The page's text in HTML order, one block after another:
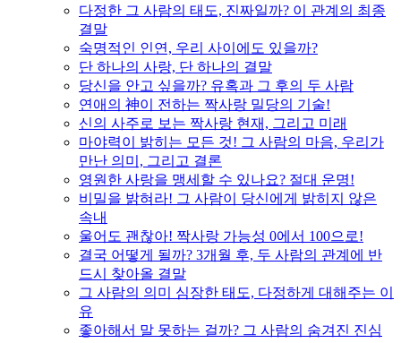
다정한 그 사람의 태도, 진짜일까? 이 관계의 최종
결말
숙명적인 인연, 우리 사이에도 있을까?
단 하나의 사랑, 단 하나의 결말
당신을 안고 싶을까? 유혹과 그 후의 두 사람
연애의 神이 전하는 짝사랑 밀당의 기술!
신의 사주로 보는 짝사랑 현재, 그리고 미래
마야력이 밝히는 모든 것! 그 사람의 마음, 우리가
만난 의미, 그리고 결론
영원한 사랑을 맹세할 수 있나요? 절대 운명!
비밀을 밝혀라! 그 사람이 당신에게 밝히지 않은
속내
울어도 괜찮아! 짝사랑 가능성 0에서 100으로!
결국 어떻게 될까? 3개월 후, 두 사람의 관계에 반
드시 찾아올 결말
그 사람의 의미 심장한 태도, 다정하게 대해주는 이
유
좋아해서 말 못하는 걸까? 그 사람의 숨겨진 진심